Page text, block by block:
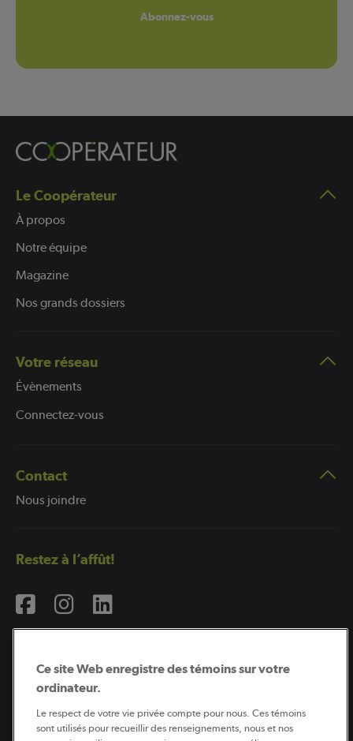
Abonnez-vous
Le Coopérateur
À propos
Notre équipe
Magazine
Nos grands dossiers
Votre réseau
Évènements
Connectez-vous
Contact
Nous joindre
Restez à l’affût!
Ce site Web enregistre des témoins sur votre
ordinateur.
Le respect de votre vie privée compte pour nous. Ces témoins
sont utilisés pour recueillir des renseignements, nous et nos